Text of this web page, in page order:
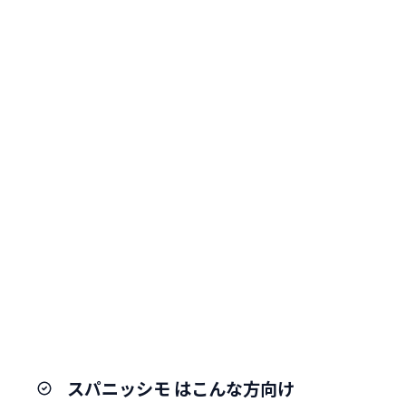
スパニッシモ はこんな方向け